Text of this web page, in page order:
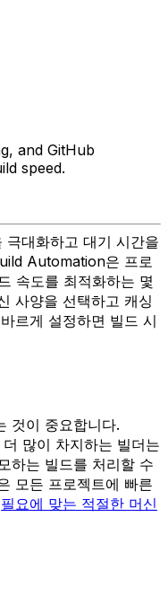
and GitHub
speed.
극대화하고 대기 시간을
Automation은 프로
속도를 최적화하는 몇
사양을 선택하고 캐싱
르게 설정하면 빌드 시
것이 중요합니다.
많이 차지하는 빌더는
하는 빌드를 처리할 수
모든 프로젝트에 빠른
필요에 맞는 적절한 머신